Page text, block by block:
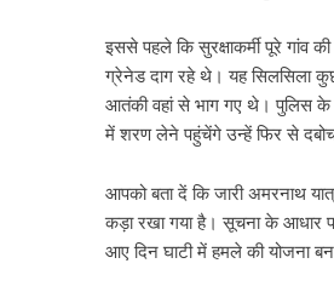
इससे पहले कि सुरक्षाकर्मी पूरे गांव
ग्रेनेड दाग रहे थे। यह सिलसिला
आतंकी वहां से भाग गए थे। पुलिस के
में शरण लेने पहुंचेंगे उन्हें फिर से दबोच
आपको बता दें कि जारी अमरनाथ
कड़ा रखा गया है। सूचना के आधार
आए दिन घाटी में हमले की योजना